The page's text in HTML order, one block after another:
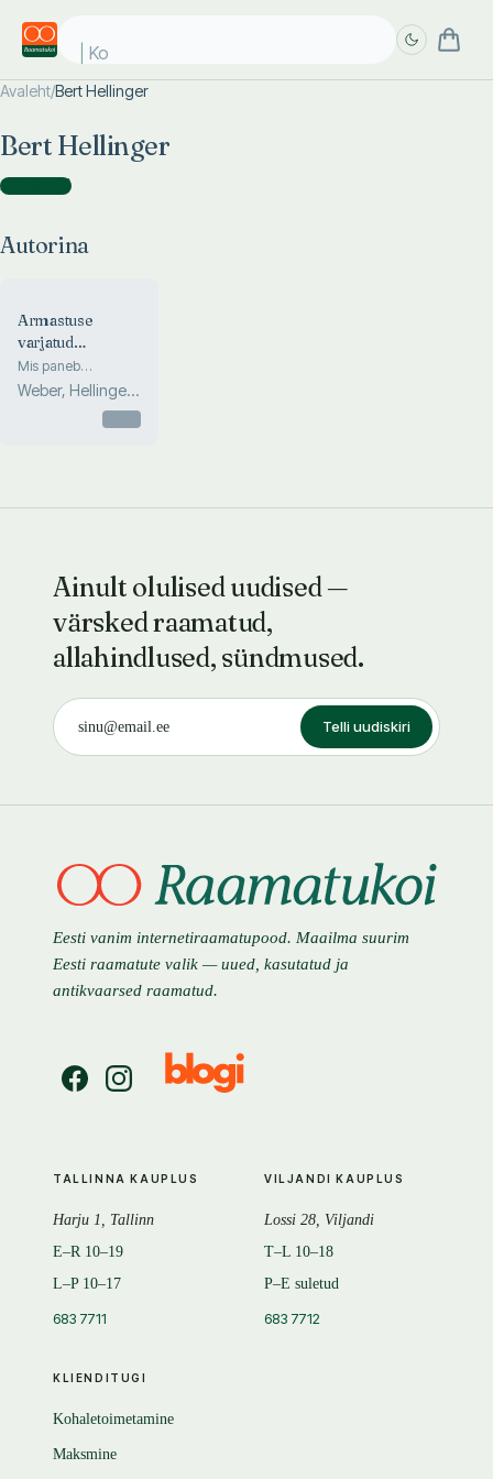
Kor
Avaleht/Bert Hellinger
Bert Hellinger
Autorina )
Autorina
Armastuse
varjatud
sümmeetria
Mis paneb
armastuse suhetes
voolama
Weber, Hellinger,
Ainult olulised uudised —
värsked raamatud,
allahindlused, sündmused.
Telli uudiskiri
Eesti vanim internetiraamatupood. Maailma suurim
Eesti raamatute valik — uued, kasutatud ja
antikvaarsed raamatud.
KLIENDITUGI
Kohaletoimetamine
Maksmine
TALLINNA KAUPLUS
Harju 1, Tallinn
E–R 10–19
L–P 10–17
683 7711
VILJANDI KAUPLUS
Lossi 28, Viljandi
T–L 10–18
P–E suletud
683 7712